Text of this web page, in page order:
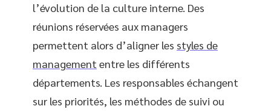
l’évolution de la culture interne. Des
réunions réservées aux managers
permettent alors d’aligner les styles de
management entre les différents
départements. Les responsables échangent
sur les priorités, les méthodes de suivi ou